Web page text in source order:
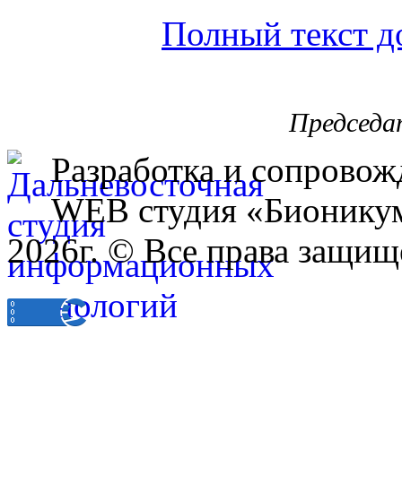
Полный текст
Разработка и
WEB студия
2026г. © Все права